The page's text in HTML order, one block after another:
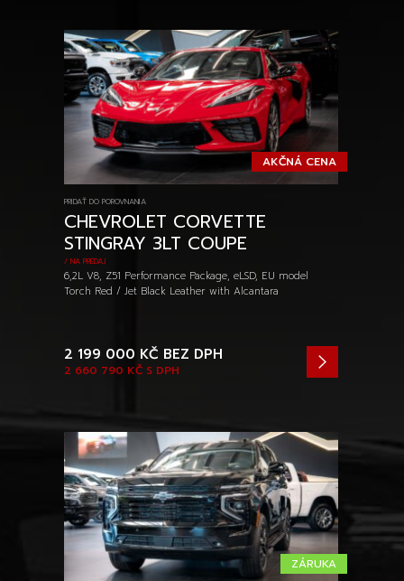
AKČNÁ CENA
PRIDAŤ DO POROVNANIA
CHEVROLET CORVETTE
STINGRAY 3LT COUPE
/ NA PREDAJ
6,2L V8, Z51 Performance Package, eLSD, EU model
Torch Red / Jet Black Leather with Alcantara
2 660 790 KČ S DPH
2 199 000 KČ BEZ DPH
ZÁRUKA